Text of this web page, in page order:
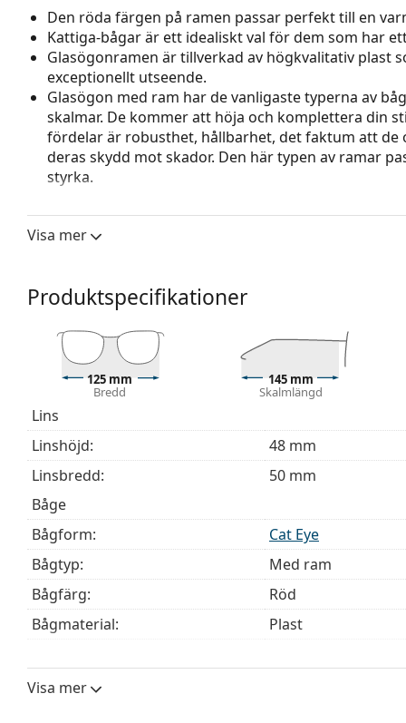
Den röda färgen på ramen passar perfekt till en
Kattiga-bågar är ett idealiskt val för dem som har
Glasögonramen är tillverkad av högkvalitativ plast
exceptionellt utseende.
Glasögon med ram har de vanligaste typerna av
skalmar. De kommer att höja och komplettera din
fördelar är robusthet, hållbarhet, det faktum att
deras skydd mot skador. Den här typen av ramar
styrka.
Vi levererar glasögonen i sitt originalfodral.
Upptäck helaglasögonsortimentet för att hitta fler
behöver hjälp med att välja ditt par.
Detta är en medicinteknisk produkt. Läs
Visa mer
Produktspecifikationer
125 mm
Bredd
145 mm
Skalmlängd
Lins
Linshöjd:
48 mm
Linsbredd:
50 mm
Båge
Bågform:
Cat Eye
Bågtyp:
Med ram
Bågfärg:
Röd
Bågmaterial:
Plast
Bredd:
Visa mer